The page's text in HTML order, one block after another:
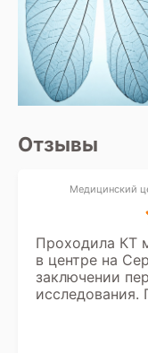
плана
полученных
диагноста.
Отзывы
Медицинский
Проходила КТ
в центре на
заключении
исследования.
выдадим